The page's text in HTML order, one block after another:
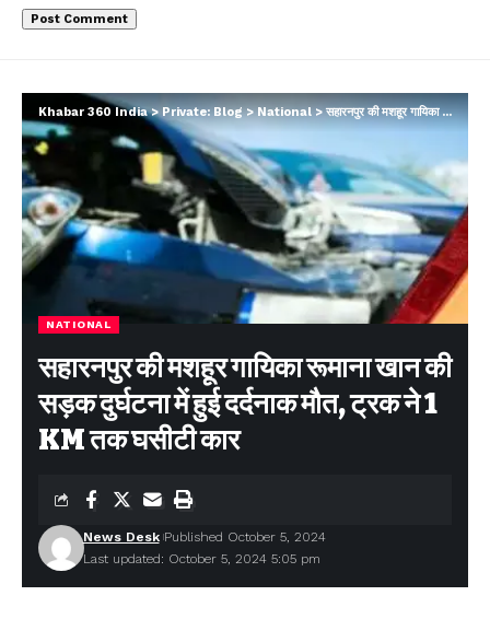
Khabar 360 India> Private: Blog>National>सहारनपुर की मशहूर गायिका रूमाना खान की सड़क दुर्घटना में हुई दर्दनाक मौत, ट्रक ने 1 KM तक घसीटी कार
NATIONAL
सहारनपुर की मशहूर गायिका रूमाना खान की
सड़क दुर्घटना में हुई दर्दनाक मौत, ट्रक ने 1
KM तक घसीटी कार
Last updated: October 5, 2024 5:05 pm
News Desk Published October 5, 2024